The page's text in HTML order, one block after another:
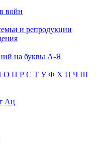
войн
и репродукции
на буквы А-Я
О П Р С Т У Ф Х Ц Ч Ш
Ац